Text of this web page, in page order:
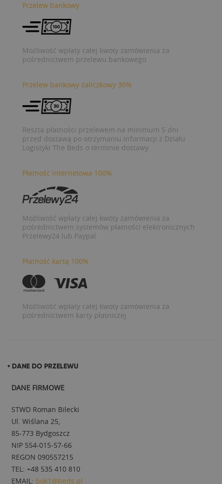
Przelew bankowy
Możliwość wpłaty całej kwoty zamówienia za
pośrednictwem przelewu bankowego
Przelew bankowy zaliczkowy 30%
Reszta płatności przelewem na minimum 5 dni
przed dostawą po otrzymaniu informacji z Działu
Logistyki The Beds o terminie dostawy
Płatnośc internetowa 100%
Możliwość wpłaty całej kwoty zamówienia za
pośrednictwem systemów płatności elektronicznych
Przelewy24 lub Paypal
Płatność kartą 100%
Możliwość wpłaty całej kwoty zamówienia za
pośrednictwem karty płatniczej
• DANE DO PRZELEWU
DANE FIRMOWE
STWD Roman Bilecki
Ul. Wiślana 25,
85-773 Bydgoszcz
NIP 554-015-57-66
REGON 090557215
TEL: +48 535 410 810
EMAIL: bok1@beds.pl